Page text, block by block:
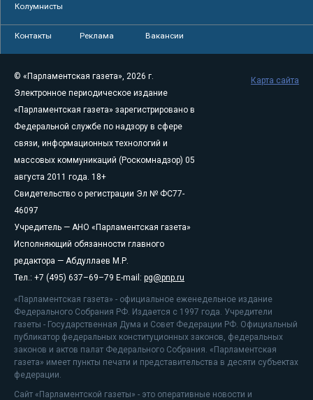
Колумнисты
Контакты Реклама Вакансии
© «Парламентская газета», 2026 г.
Электронное периодическое издание
«Парламентская газета» зарегистрировано в
Федеральной службе по надзору в сфере
связи, информационных технологий и
массовых коммуникаций (Роскомнадзор) 05
августа 2011 года. 18+
Свидетельство о регистрации Эл № ФС77-
46097
Учредитель — АНО «Парламентская газета»
Исполняющий обязанности главного
редактора — Абдуллаев М.Р.
Тел.: +7 (495) 637–69–79 E-mail: pg@pnp.ru
«Парламентская газета» - официальное еженедельное издание
Федерального Собрания РФ. Издается с 1997 года. Учредители
газеты - Государственная Дума и Совет Федерации РФ. Официальный
публикатор федеральных конституционных законов, федеральных
законов и актов палат Федерального Собрания. «Парламентская
газета» имеет пункты печати и представительства в десяти субъектах
федерации.
Сайт «Парламентской газеты» - это оперативные новости и
Карта сайта